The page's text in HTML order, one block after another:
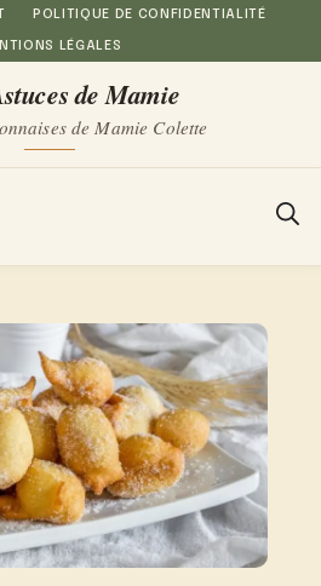
POLITIQUE DE CONFIDENTIALITÉ
LÉGALES
de Mamie
de Mamie Colette